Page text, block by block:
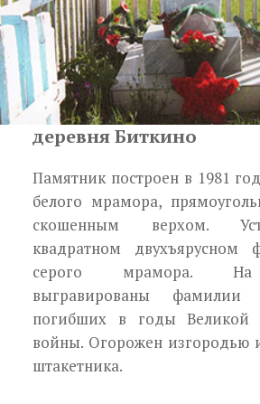
деревня Биткино
Памятник построен в 1981
белого мрамора,
скошенным верхом.
квадратном двухъярусном
серого мрамора. На
выгравированы
погибших в годы Великой
войны. Огорожен изгородью
штакетника.